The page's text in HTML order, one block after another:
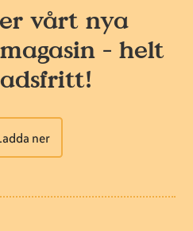
vårt nya
- helt
ner